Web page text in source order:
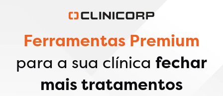
Ferramentas Premium
para a sua clínica fechar
mais tratamentos